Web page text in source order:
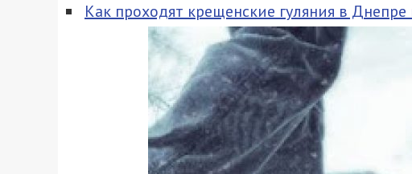
Как проходят крещенские гуляния в